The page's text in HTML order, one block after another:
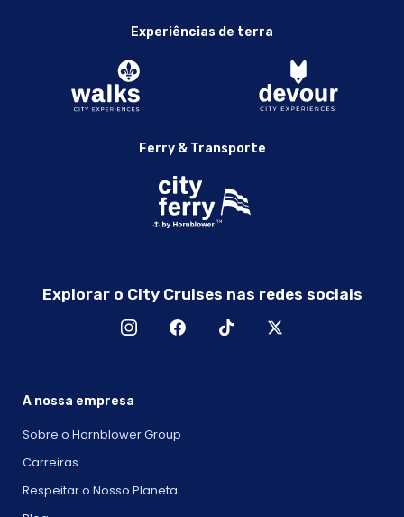
Experiências de terra
Ferry & Transporte
Explorar o City Cruises nas redes sociais
A nossa empresa
Sobre o Hornblower Group
Carreiras
Respeitar o Nosso Planeta